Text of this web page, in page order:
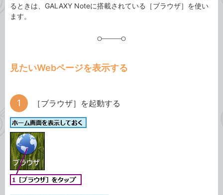
るときは、GALAXY Noteに搭載されている［ブラウザ］を使い
ます。
見たいWebページを表示する
［ブラウザ］を起動する